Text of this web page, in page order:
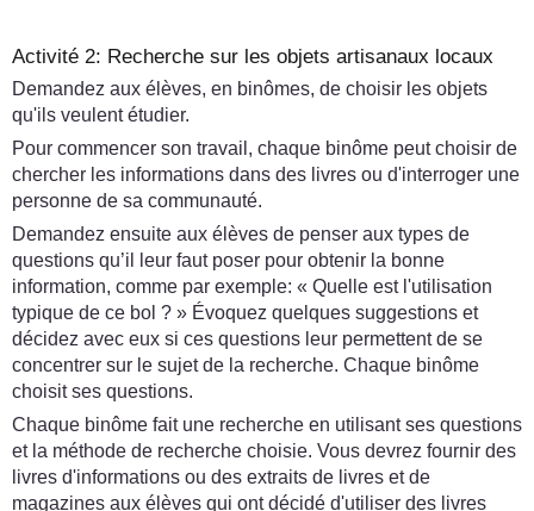
Activité 2: Recherche sur les objets artisanaux locaux
Demandez aux élèves, en binômes, de choisir les objets
qu'ils veulent étudier.
Pour commencer son travail, chaque binôme peut choisir de
chercher les informations dans des livres ou d'interroger une
personne de sa communauté.
Demandez ensuite aux élèves de penser aux types de
questions qu’il leur faut poser pour obtenir la bonne
information, comme par exemple: « Quelle est l'utilisation
typique de ce bol ? » Évoquez quelques suggestions et
décidez avec eux si ces questions leur permettent de se
concentrer sur le sujet de la recherche. Chaque binôme
choisit ses questions.
Chaque binôme fait une recherche en utilisant ses questions
et la méthode de recherche choisie. Vous devrez fournir des
livres d'informations ou des extraits de livres et de
magazines aux élèves qui ont décidé d'utiliser des livres